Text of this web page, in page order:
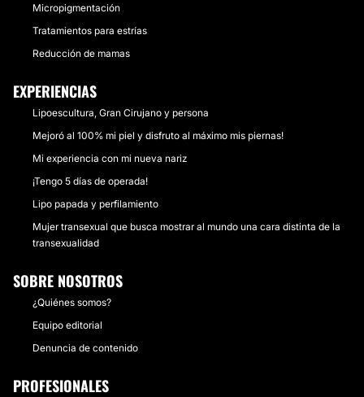
Micropigmentación
Tratamientos para estrías
Reducción de mamas
EXPERIENCIAS
Lipoescultura, Gran Cirujano y persona
Mejoró al 100% mi piel y disfruto al máximo mis piernas!
Mi experiencia con mi nueva nariz
¡Tengo 5 días de operada!
Lipo papada y perfilamiento
Mujer transexual que busca mostrar al mundo una cara distinta de la
transexualidad
SOBRE NOSOTROS
¿Quiénes somos?
Equipo editorial
Denuncia de contenido
PROFESIONALES